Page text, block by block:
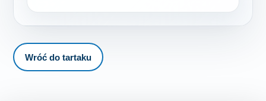
Wróć do tartaku